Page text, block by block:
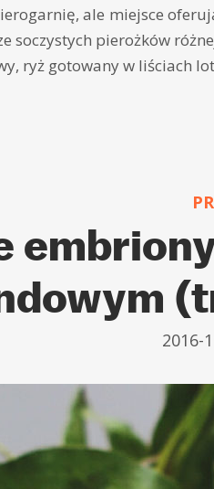
ale miejsce
soczystych pierożków
ryż gotowany w liściach